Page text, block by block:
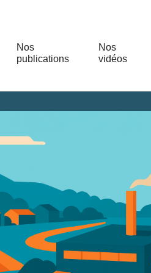
Nos
publications
Nos
vidéos